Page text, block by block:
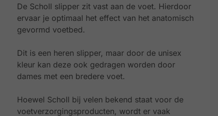
De Scholl slipper zit vast aan de voet. Hierdoor
ervaar je optimaal het effect van het anatomisch
gevormd voetbed.
Dit is een heren slipper, maar door de unisex
kleur kan deze ook gedragen worden door
dames met een bredere voet.
Hoewel Scholl bij velen bekend staat voor de
voetverzorgingsproducten, wordt er vaak